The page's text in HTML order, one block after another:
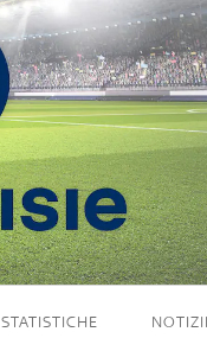
STATISTICHE